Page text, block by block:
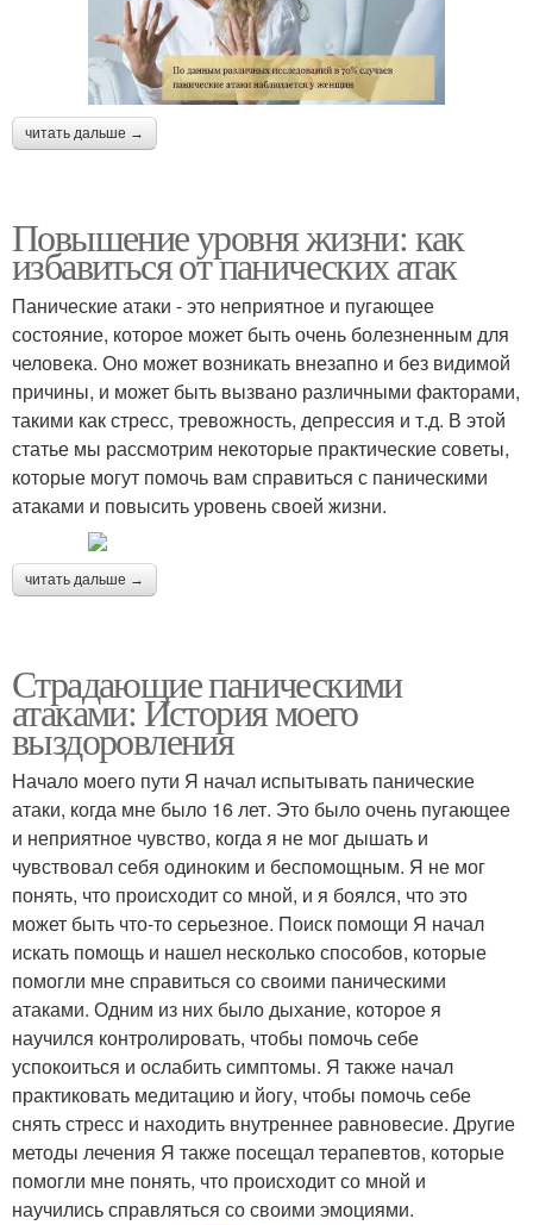
читать дальше →
Повышение уровня жизни: как
избавиться от панических атак
Панические атаки - это неприятное и пугающее
состояние, которое может быть очень болезненным для
человека. Оно может возникать внезапно и без видимой
причины, и может быть вызвано различными факторами,
такими как стресс, тревожность, депрессия и т.д. В этой
статье мы рассмотрим некоторые практические советы,
которые могут помочь вам справиться с паническими
атаками и повысить уровень своей жизни.
читать дальше →
Страдающие паническими
атаками: История моего
выздоровления
Начало моего пути Я начал испытывать панические
атаки, когда мне было 16 лет. Это было очень пугающее
и неприятное чувство, когда я не мог дышать и
чувствовал себя одиноким и беспомощным. Я не мог
понять, что происходит со мной, и я боялся, что это
может быть что-то серьезное. Поиск помощи Я начал
искать помощь и нашел несколько способов, которые
помогли мне справиться со своими паническими
атаками. Одним из них было дыхание, которое я
научился контролировать, чтобы помочь себе
успокоиться и ослабить симптомы. Я также начал
практиковать медитацию и йогу, чтобы помочь себе
снять стресс и находить внутреннее равновесие. Другие
методы лечения Я также посещал терапевтов, которые
помогли мне понять, что происходит со мной и
научились справляться со своими эмоциями.